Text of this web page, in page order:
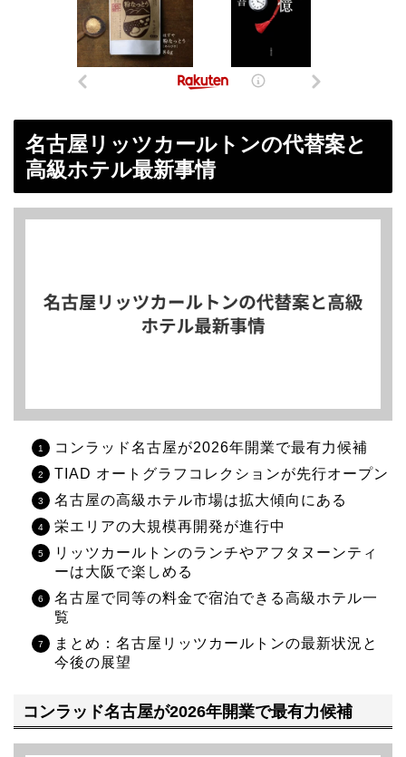
名古屋リッツカールトンの代替案と
高級ホテル最新事情
コンラッド名古屋が2026年開業で最有力候補
TIAD オートグラフコレクションが先行オープン
名古屋の高級ホテル市場は拡大傾向にある
栄エリアの大規模再開発が進行中
リッツカールトンのランチやアフタヌーンティ
ーは大阪で楽しめる
名古屋で同等の料金で宿泊できる高級ホテル一
覧
まとめ：名古屋リッツカールトンの最新状況と
今後の展望
コンラッド名古屋が2026年開業で最有力候補